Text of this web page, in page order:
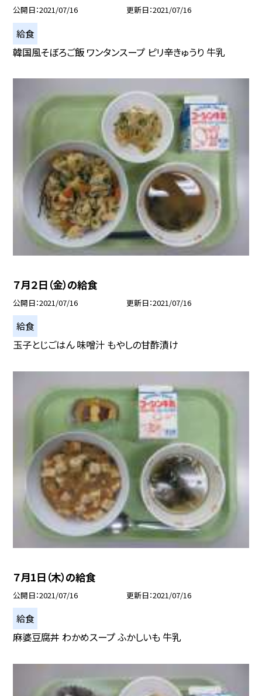
公開日 2021/07/16 更新日 2021/07/16
給食
韓国風そぼろご飯 ワンタンスープ ピリ辛きゅうり 牛乳
７月２日（金）の給食
公開日 2021/07/16 更新日 2021/07/16
給食
玉子とじごはん 味噌汁 もやしの甘酢漬け
７月1日（木）の給食
公開日 2021/07/16 更新日 2021/07/16
給食
麻婆豆腐丼 わかめスープ ふかしいも 牛乳